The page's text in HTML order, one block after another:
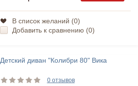
В список желаний (0)
Добавить к сравнению (0)
Детский диван "Колибри 80" Вика
0 отзывов